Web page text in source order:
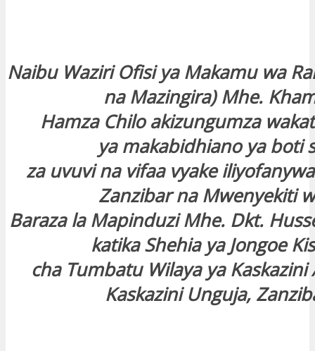
Naibu Waziri Ofisi ya Makamu wa
na Mazingira) Mhe.
Hamza Chilo akizungumza
ya makabidhiano ya boti
za uvuvi na vifaa vyake
Zanzibar na Mwenyekiti
Baraza la Mapinduzi Mhe. Dkt.
katika Shehia ya Jongoe
cha Tumbatu Wilaya ya Kaskazini
Kaskazini Unguja,